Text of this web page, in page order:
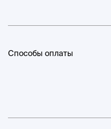
Способы оплаты